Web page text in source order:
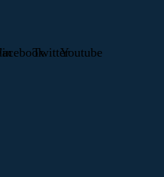
TwitterYoutube